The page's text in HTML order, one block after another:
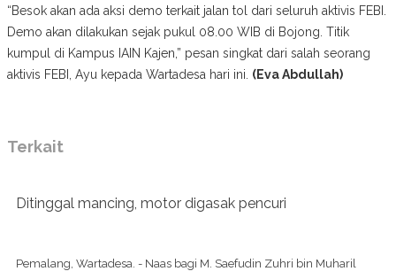
“Besok akan ada aksi demo terkait jalan tol dari seluruh aktivis FEBI.
Demo akan dilakukan sejak pukul 08.00 WIB di Bojong. Titik
kumpul di Kampus IAIN Kajen,” pesan singkat dari salah seorang
aktivis FEBI, Ayu kepada Wartadesa hari ini. (Eva Abdullah)
Terkait
Ditinggal mancing, motor digasak pencuri
Pemalang, Wartadesa. - Naas bagi M. Saefudin Zuhri bin Muharil